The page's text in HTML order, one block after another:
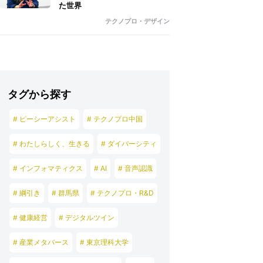
た世界
テクノプロ・デザイン
タグから探す
# ピーシーアシスト # テクノプロ中国
# わたしらしく、生きる # ダイバーシティ
# インフォマティクス # AI # 音声認識
# 綱引き # 群馬県 # テクノプロ・R&D
# 健康経営 # デジタルツイン
# 産業メタバース # 東京理科大学